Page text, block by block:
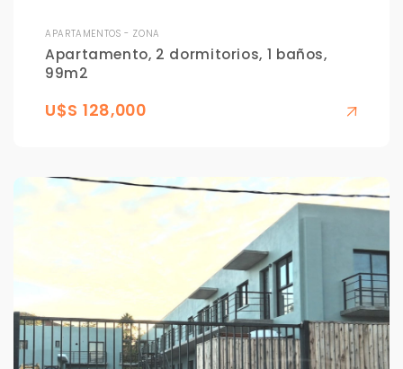
APARTAMENTOS - ZONA
Apartamento, 2 dormitorios, 1 baños,
99m2
U$S 128,000